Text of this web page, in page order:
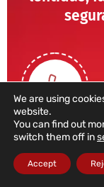
211 459 950
We are using
website.
You can find out
switch them off in
Accept